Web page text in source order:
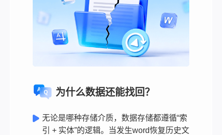
为什么数据还能找回？
无论是哪种存储介质，数据存储都遵循“索
引 + 实体”的逻辑。当发生word恢复历史文